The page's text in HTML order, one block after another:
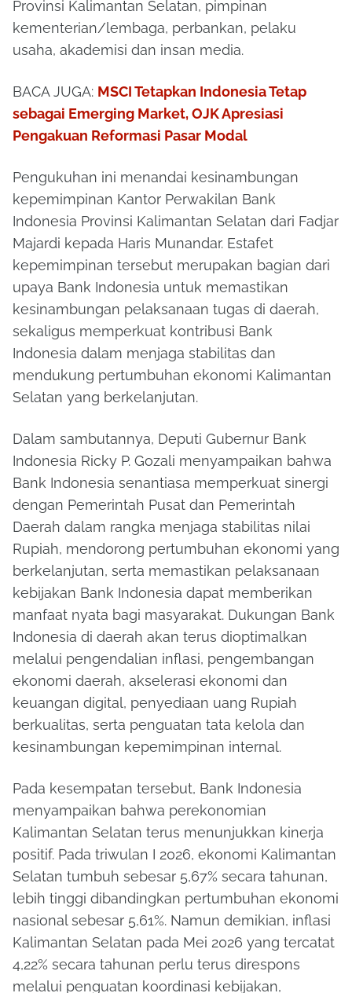
Provinsi Kalimantan Selatan, pimpinan
kementerian/lembaga, perbankan, pelaku
usaha, akademisi dan insan media.
BACA JUGA: MSCI Tetapkan Indonesia Tetap
sebagai Emerging Market, OJK Apresiasi
Pengakuan Reformasi Pasar Modal
Pengukuhan ini menandai kesinambungan
kepemimpinan Kantor Perwakilan Bank
Indonesia Provinsi Kalimantan Selatan dari Fadjar
Majardi kepada Haris Munandar. Estafet
kepemimpinan tersebut merupakan bagian dari
upaya Bank Indonesia untuk memastikan
kesinambungan pelaksanaan tugas di daerah,
sekaligus memperkuat kontribusi Bank
Indonesia dalam menjaga stabilitas dan
mendukung pertumbuhan ekonomi Kalimantan
Selatan yang berkelanjutan.
Dalam sambutannya, Deputi Gubernur Bank
Indonesia Ricky P. Gozali menyampaikan bahwa
Bank Indonesia senantiasa memperkuat sinergi
dengan Pemerintah Pusat dan Pemerintah
Daerah dalam rangka menjaga stabilitas nilai
Rupiah, mendorong pertumbuhan ekonomi yang
berkelanjutan, serta memastikan pelaksanaan
kebijakan Bank Indonesia dapat memberikan
manfaat nyata bagi masyarakat. Dukungan Bank
Indonesia di daerah akan terus dioptimalkan
melalui pengendalian inflasi, pengembangan
ekonomi daerah, akselerasi ekonomi dan
keuangan digital, penyediaan uang Rupiah
berkualitas, serta penguatan tata kelola dan
kesinambungan kepemimpinan internal.
Pada kesempatan tersebut, Bank Indonesia
menyampaikan bahwa perekonomian
Kalimantan Selatan terus menunjukkan kinerja
positif. Pada triwulan I 2026, ekonomi Kalimantan
Selatan tumbuh sebesar 5,67% secara tahunan,
lebih tinggi dibandingkan pertumbuhan ekonomi
nasional sebesar 5,61%. Namun demikian, inflasi
Kalimantan Selatan pada Mei 2026 yang tercatat
4,22% secara tahunan perlu terus direspons
melalui penguatan koordinasi kebijakan,